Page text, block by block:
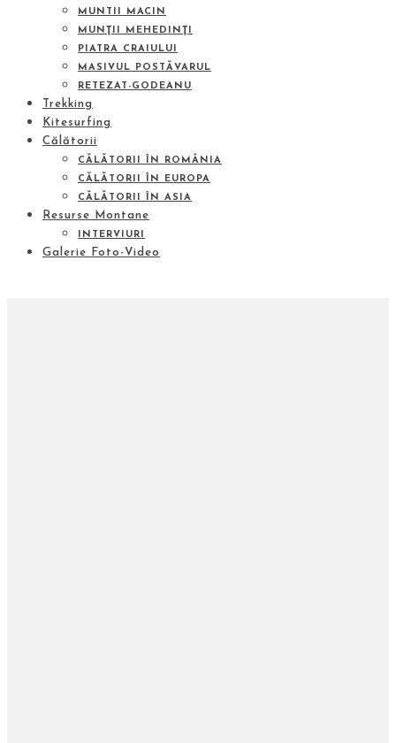
MUNTII MACIN
MUNŢII MEHEDINŢI
PIATRA CRAIULUI
MASIVUL POSTĂVARUL
RETEZAT-GODEANU
Trekking
Kitesurfing
Călătorii
CĂLĂTORII ÎN ROMÂNIA
CĂLĂTORII ÎN EUROPA
CĂLĂTORII ÎN ASIA
Resurse Montane
INTERVIURI
Galerie Foto-Video